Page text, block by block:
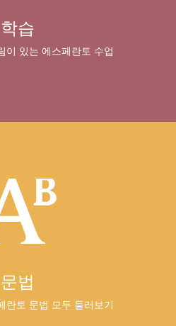
학습
이 있는 에스페란토 수업
문법
란토 문법 모두 둘러보기